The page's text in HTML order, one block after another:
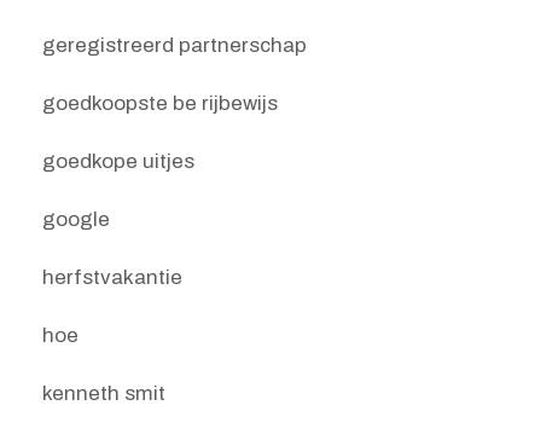
geregistreerd partnerschap
goedkoopste be rijbewijs
goedkope uitjes
google
herfstvakantie
hoe
kenneth smit